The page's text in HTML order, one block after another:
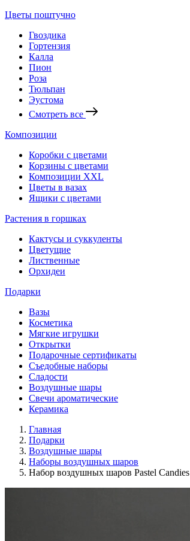
Цветы поштучно
Гвоздика
Гортензия
Калла
Пион
Роза
Тюльпан
Эустома
Смотреть все
Композиции
Коробки с цветами
Корзины с цветами
Композиции XXL
Цветы в вазах
Ящики с цветами
Растения в горшках
Кактусы и суккуленты
Цветущие
Лиственные
Орхидеи
Подарки
Вазы
Косметика
Мягкие игрушки
Открытки
Подарочные сертификаты
Съедобные наборы
Сладости
Воздушные шары
Свечи ароматические
Керамика
Главная
Подарки
Воздушные шары
Наборы воздушных шаров
Набор воздушных шаров Pastel Candies